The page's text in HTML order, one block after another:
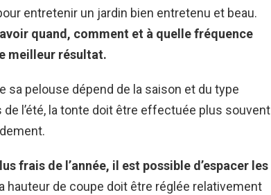
entretenir un jardin bien entretenu et beau.
quand, comment et à quelle fréquence
meilleur résultat.
sa pelouse dépend de la saison et du type
de l’été, la tonte doit être effectuée plus souvent
frais de l’année, il est possible d’espacer les
hauteur de coupe doit être réglée relativement